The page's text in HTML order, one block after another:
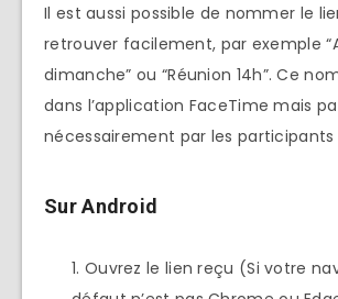
Il est aussi possible de nommer le
retrouver facilement, par exemple
dimanche” ou “Réunion 14h”. Ce
dans l’application FaceTime mais
nécessairement par les participants
Sur Android
Ouvrez le lien reçu (Si votre